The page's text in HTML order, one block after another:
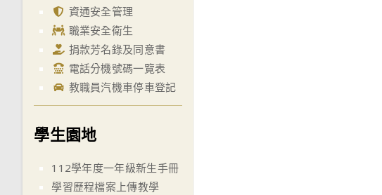
資通安全管理
職業安全衛生
捐款芳名錄及同意書
電話分機號碼一覽表
教職員汽機車停車登記
學生園地
112學年度一年級新生手冊
學習歷程檔案上傳教學